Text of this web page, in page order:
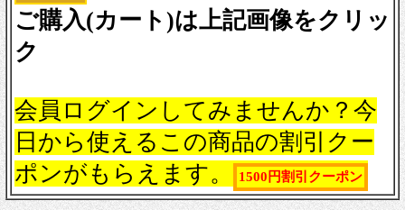
ご購入(カート)は上記画像をクリッ
ク
会員ログインしてみませんか？今
日から使えるこの商品の割引クー
ポンがもらえます。
1500円割引クーポン